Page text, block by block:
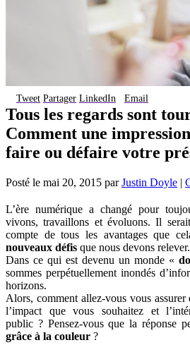
Tweet Partager LinkedIn Email
Tous les regards sont
Comment une
faire ou défaire votre
Posté le mai 20, 2015 parJustin Doyle |
L’ère numérique a changé pour
vivons, travaillons et évoluons. Il
compte de tous les avantages que
nouveaux défis que nous devons relever.
Dans ce qui est devenu un monde «
sommes perpétuellement inondés
horizons.
Alors, comment allez-vous vous assurer
l’impact que vous souhaitez et
public ? Pensez-vous que la réponse
grâce à la couleur ?